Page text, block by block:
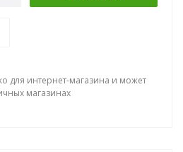
для интернет-магазина и может
магазинах